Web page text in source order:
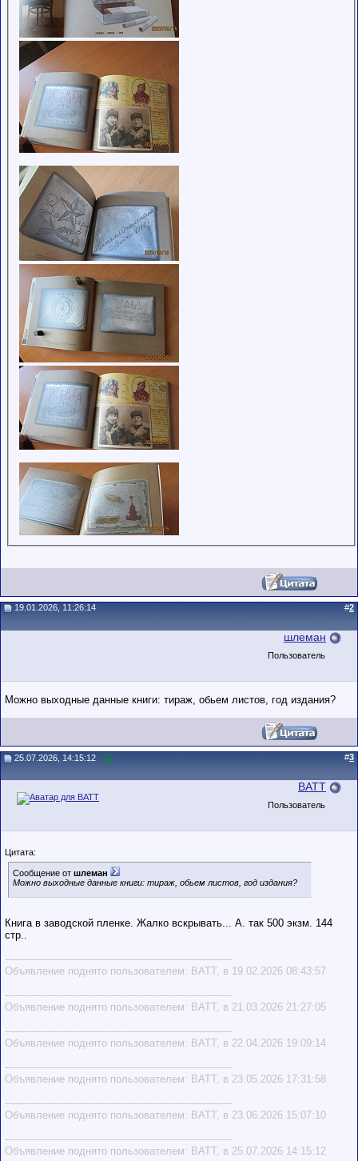
19.01.2026, 11:26:14 #2
шлеман
Пользователь
Можно выходные данные книги: тираж, обьем листов, год издания?
25.07.2026, 14:15:12 #3
BATT
Пользователь
Цитата:
Сообщение от шлеман
Можно выходные данные книги: тираж, обьем листов, год издания?
Книга в заводской пленке. Жалко вскрывать... А. так 500 экзм. 144
стр..
-----------------------------------------------------------------------
Объявление поднято пользователем: BATT, в 19.02.2026 08:43:57
-----------------------------------------------------------------------
Объявление поднято пользователем: BATT, в 21.03.2026 21:27:05
-----------------------------------------------------------------------
Объявление поднято пользователем: BATT, в 22.04.2026 19:09:14
-----------------------------------------------------------------------
Объявление поднято пользователем: BATT, в 23.05.2026 17:31:58
-----------------------------------------------------------------------
Объявление поднято пользователем: BATT, в 23.06.2026 15:07:10
-----------------------------------------------------------------------
Объявление поднято пользователем: BATT, в 25.07.2026 14:15:12